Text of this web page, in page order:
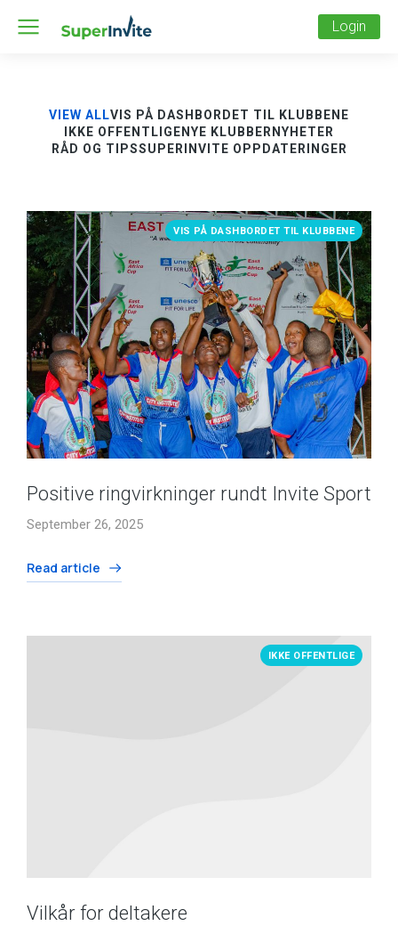
Login
VIEW ALLVIS PÅ DASHBORDET TIL KLUBBENE
IKKE OFFENTLIGE NYE KLUBBER NYHETER
RÅD OG TIPSSUPERINVITE OPPDATERINGER
VIS PÅ DASHBORDET TIL KLUBBENE
Positive ringvirkninger rundt Invite Sport
September 26, 2025
Read article
IKKE OFFENTLIGE
Vilkår for deltakere